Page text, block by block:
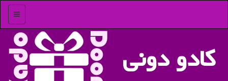
منو
كادو دونی